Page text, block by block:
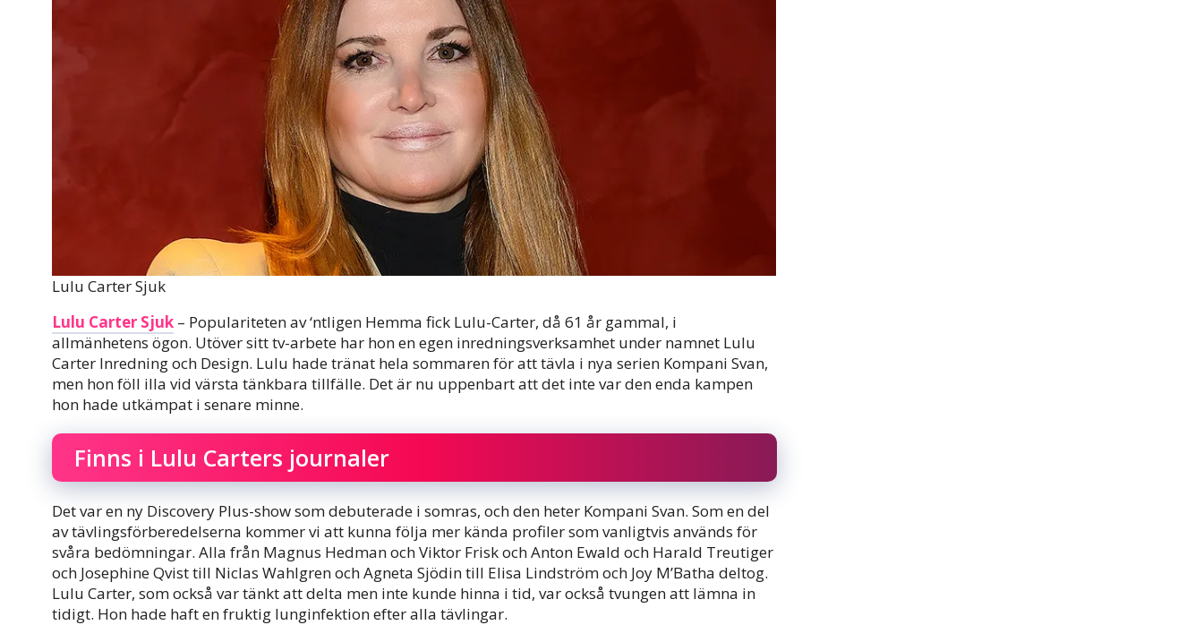
Lulu Carter Sjuk
Lulu Carter Sjuk – Populariteten av ‘ntligen Hemma fick Lulu-Carter, då 61 år gammal, i
allmänhetens ögon. Utöver sitt tv-arbete har hon en egen inredningsverksamhet under namnet Lulu
Carter Inredning och Design. Lulu hade tränat hela sommaren för att tävla i nya serien Kompani Svan,
men hon föll illa vid värsta tänkbara tillfälle. Det är nu uppenbart att det inte var den enda kampen
hon hade utkämpat i senare minne.
Finns i Lulu Carters journaler
Det var en ny Discovery Plus-show som debuterade i somras, och den heter Kompani Svan. Som en del
av tävlingsförberedelserna kommer vi att kunna följa mer kända profiler som vanligtvis används för
svåra bedömningar. Alla från Magnus Hedman och Viktor Frisk och Anton Ewald och Harald Treutiger
och Josephine Qvist till Niclas Wahlgren och Agneta Sjödin till Elisa Lindström och Joy M’Batha deltog.
Lulu Carter, som också var tänkt att delta men inte kunde hinna i tid, var också tvungen att lämna in
tidigt. Hon hade haft en fruktig lunginfektion efter alla tävlingar.